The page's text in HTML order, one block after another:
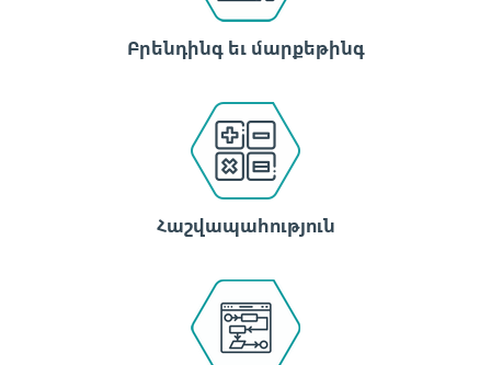
Բրենդինգ եւ մարքեթինգ
Հաշվապահություն